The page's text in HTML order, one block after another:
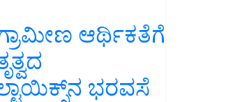
ಆರ್ಥಿಕತೆಗೆ
ಭರವಸೆ